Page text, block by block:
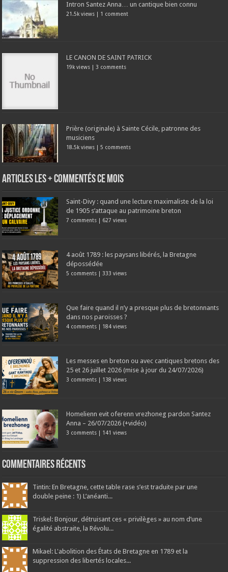
Intron Santez Anna… un cantique bien connu
21.5k views | 1 comment
LE CANON DE SAINT PATRICK
19k views | 3 comments
Prière (originale) à Sainte Cécile, patronne des
musiciens
18.5k views |5 comments
Articles les + commentés ce mois
Saint-Divy : quand une lecture maximaliste de la loi
de 1905 s’attaque au patrimoine breton
7 comments | 627 views
4 août 1789 : les paysans libérés, la Bretagne
dépossédée
5 comments | 333 views
Que faire quand il n’y a presque plus de bretonnants
dans nos paroisses ?
4 comments | 184 views
Les messes en breton ou avec cantiques bretons des
25 et 26 juillet 2026 (mise à jour du 24/07/2026)
3 comments | 138 views
Homelienn evit oferenn vrezhoneg pardon Santez
Anna – 26/07/2026 (+vidéo)
3 comments | 141 views
Commentaires récents
Tintin: En Bretagne, cette table rase s’est traduite par une
double peine : 1) L’anéanti...
Triskel: Bonjour, détruisant ces « privilèges » au nom d’une
égalité abstraite, la Révolu...
Mikael: L'abolition des États de Bretagne en 1789 et la
suppression des libertés locales...